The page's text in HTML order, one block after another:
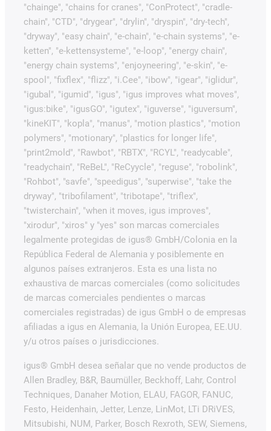
"chainge", "chains for cranes", "ConProtect", "cradle-
chain", "CTD", "drygear", "drylin", "dryspin", "dry-tech",
"dryway", "easy chain", "e-chain", "e-chain systems", "e-
ketten", "e-kettensysteme", "e-loop", "energy chain",
"energy chain systems", "enjoyneering", "e-skin", "e-
spool", "fixflex", "flizz", "i.Cee", "ibow", "igear", "iglidur",
"igubal", "igumid", "igus", "igus improves what moves",
"igus:bike", "igusGO", "igutex", "iguverse", "iguversum",
"kineKIT", "kopla", "manus", "motion plastics", "motion
polymers", "motionary", "plastics for longer life",
"print2mold", "Rawbot", "RBTX", "RCYL", "readycable",
"readychain", "ReBeL", "ReCyycle", "reguse", "robolink",
"Rohbot", "savfe", "speedigus", "superwise", "take the
dryway", "tribofilament", "tribotape", "triflex",
"twisterchain", "when it moves, igus improves",
"xirodur", "xiros" y "yes" son marcas comerciales
legalmente protegidas de igus® GmbH/Colonia en la
República Federal de Alemania y posiblemente en
algunos países extranjeros. Esta es una lista no
exhaustiva de marcas comerciales (como solicitudes
de marcas comerciales pendientes o marcas
comerciales registradas) de igus GmbH o de empresas
afiliadas a igus en Alemania, la Unión Europea, EE.UU.
y/u otros países o jurisdicciones.
igus® GmbH desea señalar que no vende productos de
Allen Bradley, B&R, Baumüller, Beckhoff, Lahr, Control
Techniques, Danaher Motion, ELAU, FAGOR, FANUC,
Festo, Heidenhain, Jetter, Lenze, LinMot, LTi DRiVES,
Mitsubishi, NUM, Parker, Bosch Rexroth, SEW, Siemens,